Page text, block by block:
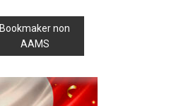
Bookmaker non
AAMS